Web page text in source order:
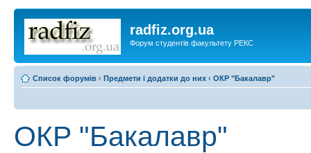
radfiz.org.ua
Форум студентів факультету РЕКС
Список форумів ‹ Предмети і додатки до них ‹ ОКР "Бакалавр"
ОКР "Бакалавр"